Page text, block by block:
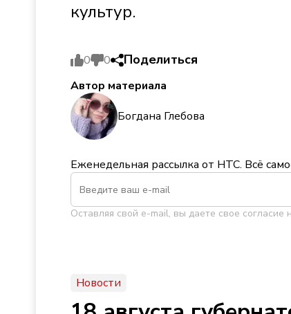
культур.
0 0 Поделиться
Автор материала
Богдана Глебова
Еженедельная рассылка от НТС. Всё
Оставляя свой e-mail, вы даете свое согласие
Новости